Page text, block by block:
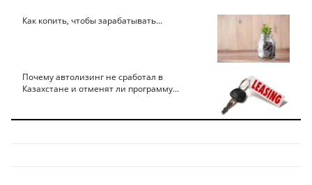
Как копить, чтобы зарабатывать...
Почему автолизинг не сработал в
Казахстане и отменят ли программу...